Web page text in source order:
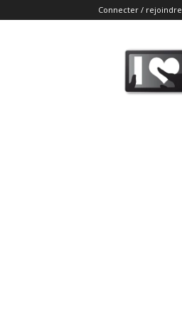
Connecter / rejoindre